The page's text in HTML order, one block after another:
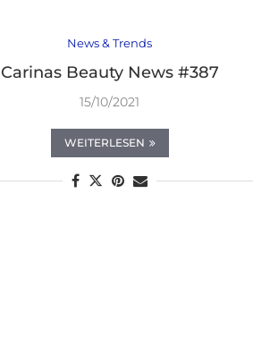
News & Trends
Carinas Beauty News #387
15/10/2021
WEITERLESEN